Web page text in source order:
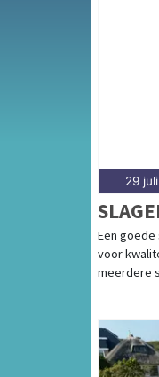
Van
29
Een
voor
meerdere